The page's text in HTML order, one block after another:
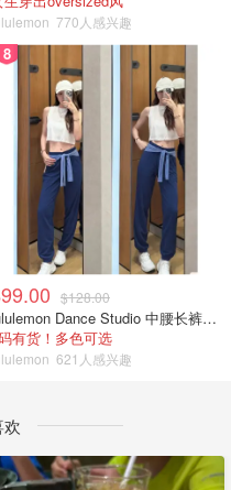
770人感兴趣
8
$128.00
lululemon Dance Studio 中腰长裤 女装常规款
有货！多色可选
621人感兴趣